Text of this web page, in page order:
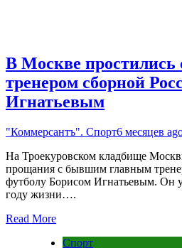
В Москве
тренером сборной
Игнатьевым
"Коммерсантъ". Спорт6 месяцев
На Троекуровском кладбище
прощания с бывшим главным
футболу Борисом Игнатьевым. Он
году жизни….
Read More
Спорт